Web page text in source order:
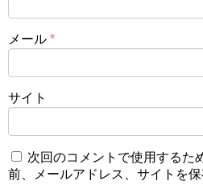
メール *
サイト
次回のコメントで使用するた
前、メールアドレス、サイトを保